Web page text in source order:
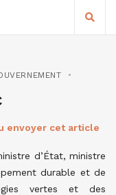
envoyer cet article
d’État, ministre
durable et de
vertes et des